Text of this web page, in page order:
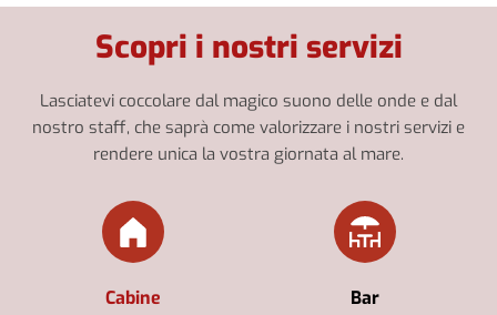
Scopri i nostri servizi
Lasciatevi coccolare dal magico suono delle onde e dal
nostro staff, che saprà come valorizzare i nostri servizi e
rendere unica la vostra giornata al mare.
Cabine Bar